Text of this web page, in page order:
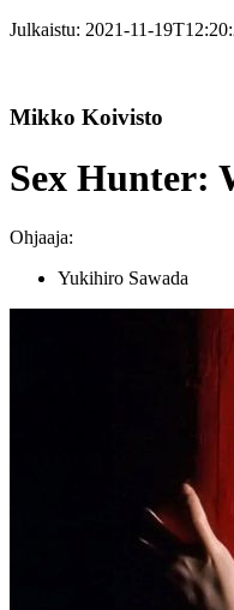
Julkaistu: 2021-11-
Mikko Koivisto
Sex Hunter:
Ohjaaja:
Yukihiro Sawada